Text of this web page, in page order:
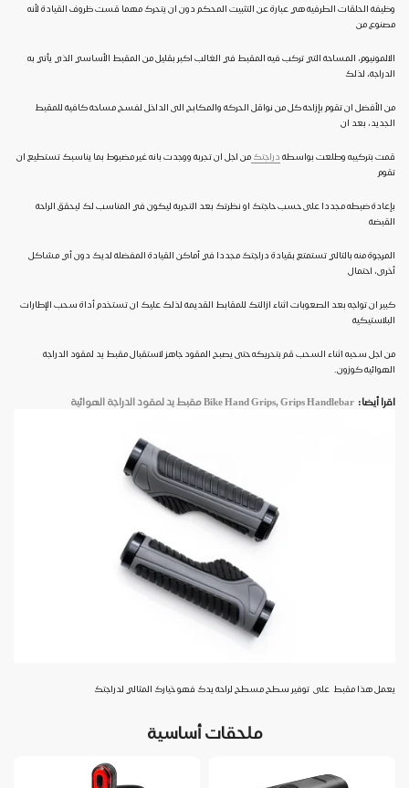
وظيفة الحلقات الطرفية هي عبارة عن التثبيت المحكم دون ان يتحرك مهما قست ظروف القيادة لأنه
مصنوع من
الالمونيوم، المساحة التي تركب فيه المقبط في الغالب اكبر بقليل من المقبط الأساسي الذي يأتي به
الدراجة، لذلك
من الأفضل ان تقوم بإزاحة كل من نواقل الحركة والمكابح الى الداخل لفسح مساحة كافية للمقبط
الجديد، بعد ان
قمت بتركيبه وطلعت بواسطة دراجتك من اجل ان تجربة ووجدت بانه غير مضبوط بما يناسبك تستطيع ان
تقوم
بإعادة ضبطه مجددا على حسب حاجتك او نظرتك بعد التجربة ليكون في المناسب لك ليحقق الراحة
القبضة
المرجوة منه بالتالي تستمتع بقيادة دراجتك مجددا في أماكن القيادة المفضلة لديك دون أي مشاكل
أخرى، احتمال
كبير ان تواجه بعد الصعوبات اثناء ازالتك للمقابط القديمة لذلك عليك ان تستخدم أداة سحب الإطارات
البلاستيكية
من اجل سحبه اثناء السحب قم بتحريكه حتى يصبح المقود جاهز لاستقبال مقبط يد لمقود الدراجة
الهوائية كوزون.
اقرا أيضا: مقبط يد لمقود الدراجة الهوائية
يعمل هذا مقبط على توفير سطح مسطح لراحة يدك فهو خيارك المثالي لدراجتك
ملحقات أساسية